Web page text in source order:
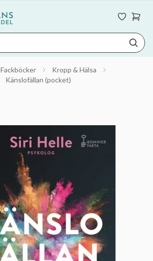
Fackböcker
Kropp & Hälsa
Känslofällan (pocket)